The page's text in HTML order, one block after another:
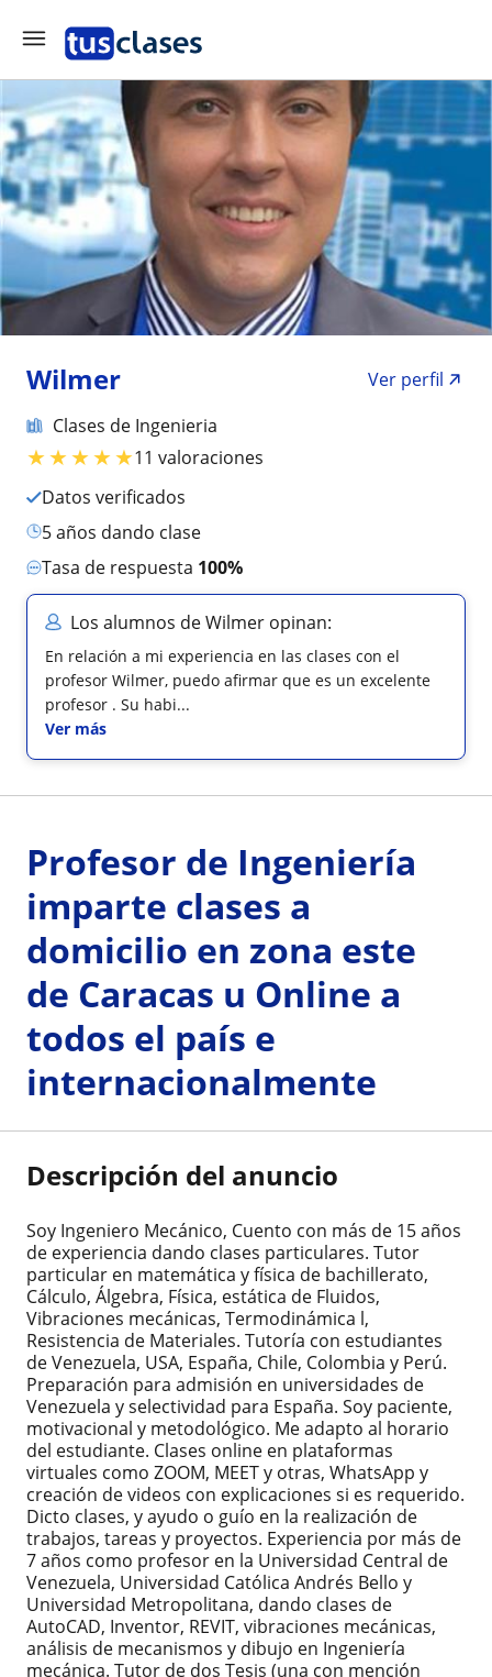
Wilmer
Ver perfil
Clases de Ingenieria
★★★★★11 valoraciones
Datos verificados
5 años dando clase
Tasa de respuesta 100%
Los alumnos de Wilmer opinan:
En relación a mi experiencia en las clases con el
profesor Wilmer, puedo afirmar que es un excelente
profesor . Su habi...
Ver más
Profesor de Ingeniería
imparte clases a
domicilio en zona este
de Caracas u Online a
todos el país e
internacionalmente
Descripción del anuncio
Soy Ingeniero Mecánico, Cuento con más de 15 años
de experiencia dando clases particulares. Tutor
particular en matemática y física de bachillerato,
Cálculo, Álgebra, Física, estática de Fluidos,
Vibraciones mecánicas, Termodinámica l,
Resistencia de Materiales. Tutoría con estudiantes
de Venezuela, USA, España, Chile, Colombia y Perú.
Preparación para admisión en universidades de
Venezuela y selectividad para España. Soy paciente,
motivacional y metodológico. Me adapto al horario
del estudiante. Clases online en plataformas
virtuales como ZOOM, MEET y otras, WhatsApp y
creación de videos con explicaciones si es requerido.
Dicto clases, y ayudo o guío en la realización de
trabajos, tareas y proyectos. Experiencia por más de
7 años como profesor en la Universidad Central de
Venezuela, Universidad Católica Andrés Bello y
Universidad Metropolitana, dando clases de
AutoCAD, Inventor, REVIT, vibraciones mecánicas,
análisis de mecanismos y dibujo en Ingeniería
mecánica. Tutor de dos Tesis (una con mención